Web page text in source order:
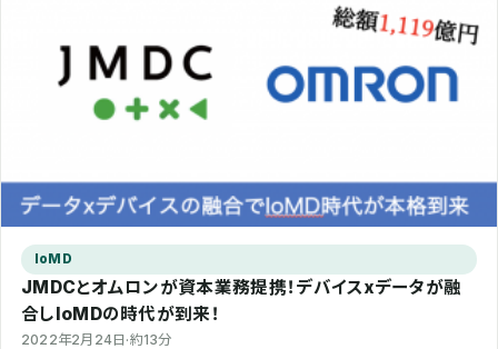
IoMD
JMDCとオムロンが資本業務提携！デバイスxデータが融
合しIoMDの時代が到来！
2022年2月24日 ·約13分